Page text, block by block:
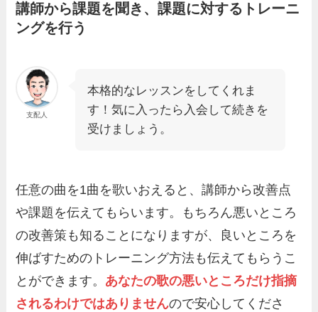
講師から課題を聞き、課題に対するトレーニ
ングを行う
支配人
本格的なレッスンをしてくれま
す！気に入ったら入会して続きを
受けましょう。
任意の曲を1曲を歌いおえると、講師から改善点
や課題を伝えてもらいます。もちろん悪いところ
の改善策も知ることになりますが、良いところを
伸ばすためのトレーニング方法も伝えてもらうこ
とができます。 あなたの歌の悪いところだけ指摘
されるわけではありませんので安心してくださ